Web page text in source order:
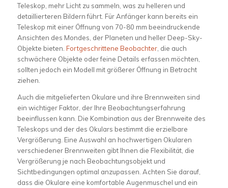
Teleskop, mehr Licht zu sammeln, was zu helleren und
detaillierteren Bildern führt. Für Anfänger kann bereits ein
Teleskop mit einer Öffnung von 70-80 mm beeindruckende
Ansichten des Mondes, der Planeten und heller Deep-Sky-
Objekte bieten. Fortgeschrittene Beobachter, die auch
schwächere Objekte oder feine Details erfassen möchten,
sollten jedoch ein Modell mit größerer Öffnung in Betracht
ziehen.
Auch die mitgelieferten Okulare und ihre Brennweiten sind
ein wichtiger Faktor, der Ihre Beobachtungserfahrung
beeinflussen kann. Die Kombination aus der Brennweite des
Teleskops und der des Okulars bestimmt die erzielbare
Vergrößerung. Eine Auswahl an hochwertigen Okularen
verschiedener Brennweiten gibt Ihnen die Flexibilität, die
Vergrößerung je nach Beobachtungsobjekt und
Sichtbedingungen optimal anzupassen. Achten Sie darauf,
dass die Okulare eine komfortable Augenmuschel und ein